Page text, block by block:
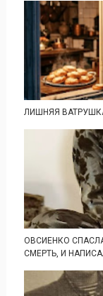
ЛИШНЯЯ
ОВСИЕНКО
СМЕРТЬ, И